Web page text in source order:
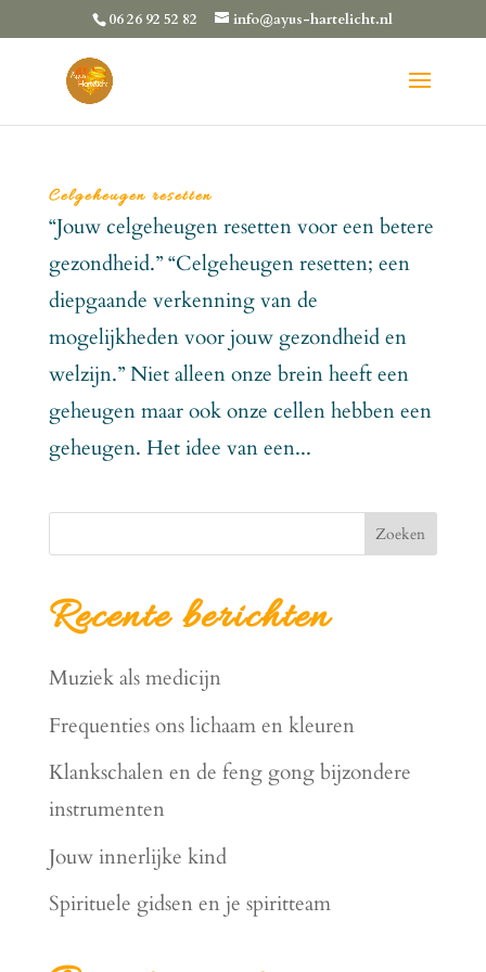
06 26 92 52 82 info@ayus-hartelicht.nl
Celgeheugen resetten
“Jouw celgeheugen resetten voor een betere
gezondheid.” “Celgeheugen resetten; een
diepgaande verkenning van de
mogelijkheden voor jouw gezondheid en
welzijn.” Niet alleen onze brein heeft een
geheugen maar ook onze cellen hebben een
geheugen. Het idee van een...
Zoeken
Recente berichten
Muziek als medicijn
Frequenties ons lichaam en kleuren
Klankschalen en de feng gong bijzondere
instrumenten
Jouw innerlijke kind
Spirituele gidsen en je spiritteam